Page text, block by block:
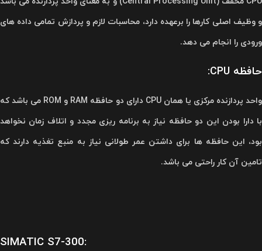
و وظیف اصلی کارها را برعهده دارد، محاسبات لازم و پردازش تمامی داده های
ورودی را انجام می دهد.
حافظه CPU:
واحد پردازنده مرکزی یا همان CPU دارای دو حافظه RAM و ROM می باشد که
با دارا بودن این دو حافظه نیاز به برنامه ریزی مجدد و اتلاف زمان نخواهد
بود، این حافظه ها برای داشتن عمر طولانی نیاز به منبع تغذیه دارند که
تامین آن کار راحتی می باشد.
SIMATIC S7-300: